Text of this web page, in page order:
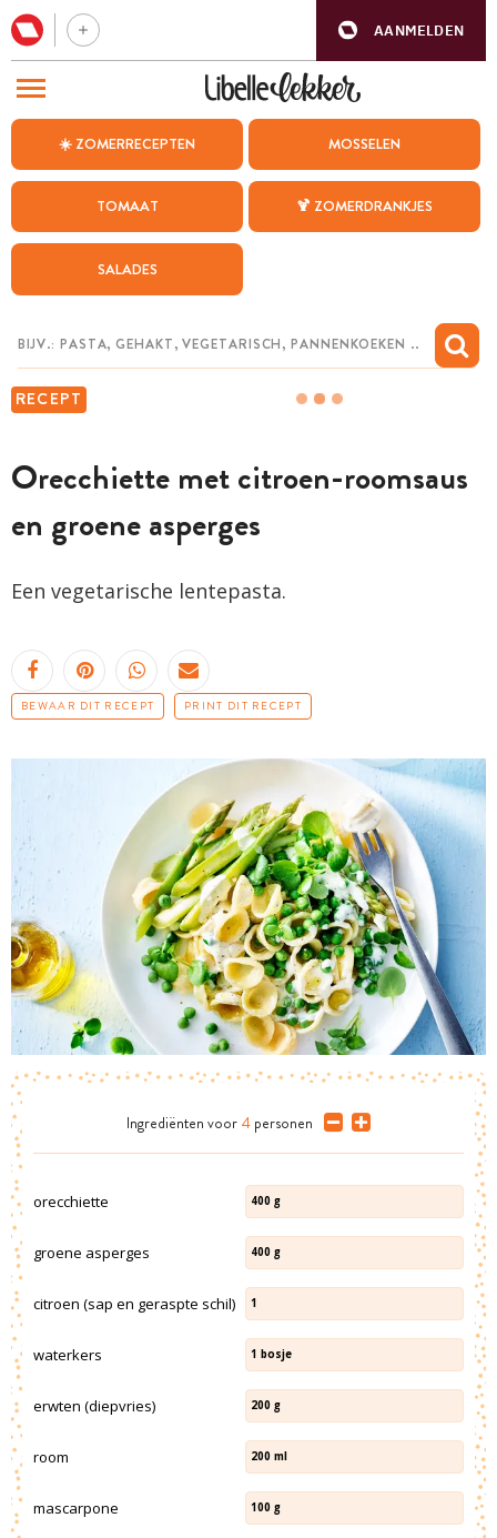
AANMELDEN
☀️ ZOMERRECEPTEN MOSSELEN
TOMAAT 🍹 ZOMERDRANKJES
SALADES
RECEPT
Orecchiette met citroen-roomsaus
en groene asperges
Een vegetarische lentepasta.
BEWAAR DIT RECEPT PRINT DIT RECEPT
Ingrediënten voor 4 personen
orecchiette 400 g
groene asperges 400 g
citroen (sap en geraspte schil) 1
waterkers 1 bosje
erwten (diepvries) 200 g
room 200 ml
mascarpone 100 g
BEZOEK ONZE ANDERE WEBSITES
WEEKMENU
CHAT MET MAIA
MIJN BEWAARDE RECEPTEN